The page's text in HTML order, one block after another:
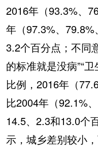
2016年（93.3%、
年（97.3%、
3.2个百分点；不同
的标准就是没病”“
比例，2016年（
比2004年（92.1%
14.5、2.3和13.0个
示，城乡差别较小